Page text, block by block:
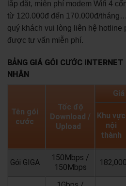
lắp đặt, miễn phí modem Wifi 4
từ 120.000đ đến 170.000đ/
quý khách vui lòng liên hệ hotline
được tư vấn miễn phí.
BẢNG GIÁ GÓI CƯỚC
NHÂN
Tên gói
cước
Tốc độ
Download /
Upload
Khu vực
nội
thành
Gói GIGA
150Mbps /
150Mbps
182,000